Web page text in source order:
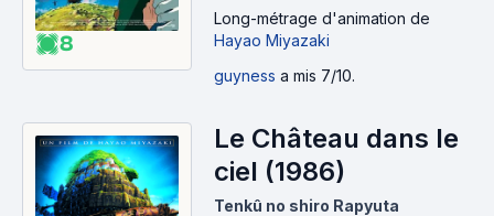
8
Long-métrage d'animation de
Hayao Miyazaki
guyness a mis 7/10.
Le Château dans le
ciel (1986)
Tenkû no shiro Rapyuta